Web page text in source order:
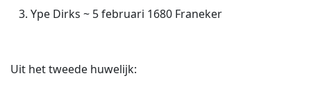
3. Ype Dirks ~ 5 februari 1680 Franeker
Uit het tweede huwelijk: